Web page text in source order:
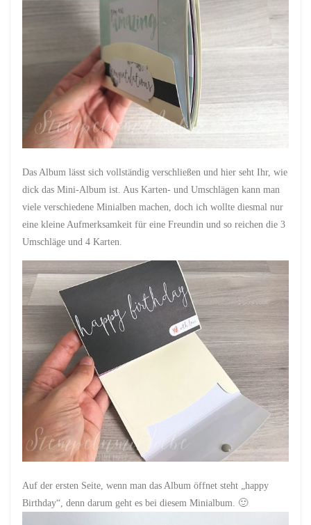
Das Album lässt sich vollständig verschließen und hier seht Ihr, wie
dick das Mini-Album ist. Aus Karten- und Umschlägen kann man
viele verschiedene Minialben machen, doch ich wollte diesmal nur
eine kleine Aufmerksamkeit für eine Freundin und so reichen die 3
Umschläge und 4 Karten.
Auf der ersten Seite, wenn man das Album öffnet steht „happy
Birthday“, denn darum geht es bei diesem Minialbum. 🙂